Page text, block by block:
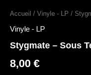
Accueil / Vinyle - LP /
Vinyle - LP
Stygmate – Sous
8,00 €
–
Sous
Yeux